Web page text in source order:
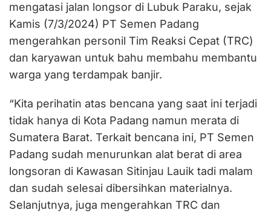
mengatasi jalan longsor di Lubuk Paraku, sejak
Kamis (7/3/2024) PT Semen Padang
mengerahkan personil Tim Reaksi Cepat (TRC)
dan karyawan untuk bahu membahu membantu
warga yang terdampak banjir.
“Kita perihatin atas bencana yang saat ini terjadi
tidak hanya di Kota Padang namun merata di
Sumatera Barat. Terkait bencana ini, PT Semen
Padang sudah menurunkan alat berat di area
longsoran di Kawasan Sitinjau Lauik tadi malam
dan sudah selesai dibersihkan materialnya.
Selanjutnya, juga mengerahkan TRC dan